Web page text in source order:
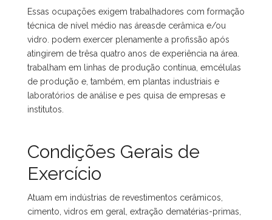
Essas ocupações exigem trabalhadores com formação
técnica de nível médio nas áreasde cerâmica e/ou
vidro. podem exercer plenamente a profissão após
atingirem de trêsa quatro anos de experiência na área.
trabalham em linhas de produção contínua, emcélulas
de produção e, também, em plantas industriais e
laboratórios de análise e pes quisa de empresas e
institutos.
Condições Gerais de
Exercício
Atuam em indústrias de revestimentos cerâmicos,
cimento, vidros em geral, extração dematérias-primas,